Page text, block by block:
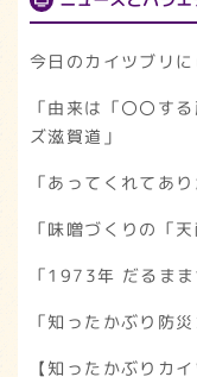
今日のカイツブリ
「由来は「〇〇す
ズ滋賀道」
「あってくれてあ
「味噌づくりの「
「1973年 だるまま
「知ったかぶり防
【知ったかぶりカ